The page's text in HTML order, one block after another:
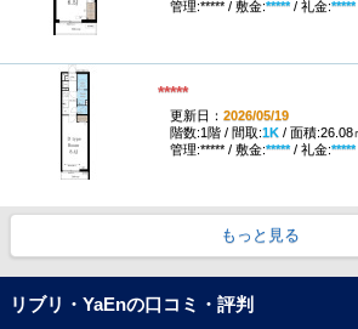
管理:***** / 敷金:*****/ 礼金:*****
*****
更新日： 2026/05/19
階数:1階 / 間取:1K/ 面積:26.08
管理:***** / 敷金:*****/ 礼金:*****
もっと見る
リブリ・YaEnの口コミ・評判